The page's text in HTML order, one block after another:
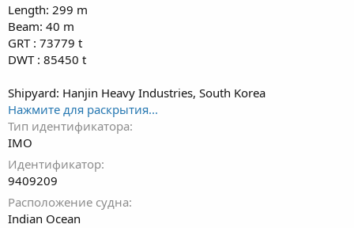
Length: 299 m
Beam: 40 m
GRT : 73779 t
DWT : 85450 t
Shipyard: Hanjin Heavy Industries, South Korea
Нажмите для раскрытия...
Тип идентификатора
IMO
Идентификатор
9409209
Расположение судна
Indian Ocean